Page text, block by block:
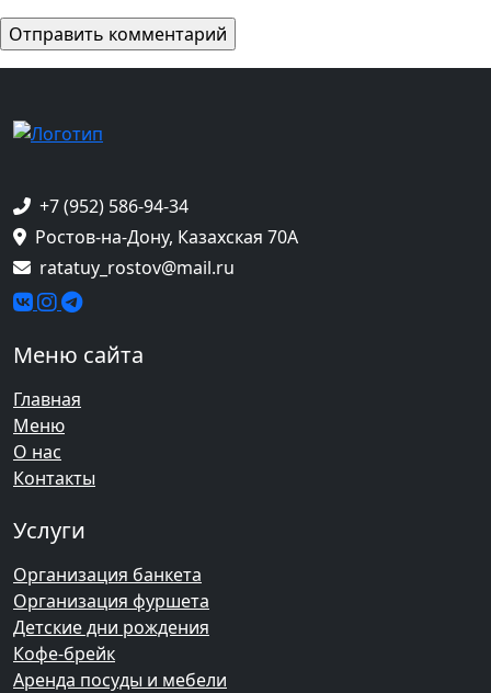
+7 (952) 586-94-34
Ростов-на-Дону, Казахская 70А
ratatuy_rostov@mail.ru
Меню сайта
Главная
Меню
О нас
Контакты
Услуги
Организация банкета
Организация фуршета
Детские дни рождения
Кофе-брейк
Аренда посуды и мебели